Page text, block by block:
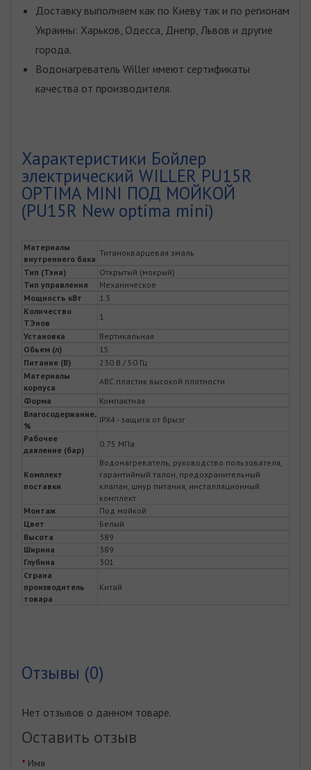
Доставку выполняем как по Киеву так и по регионам
Украины: Харьков, Одесса, Днепр, Львов и другие
города.
Водонагреватель Willer имеют сертификаты
качества от производителя.
Характеристики Бойлер
электрический WILLER PU15R
OPTIMA MINI ПОД МОЙКОЙ
(PU15R New optima mini)
Материалы
внутреннего бака
Титанокварцевая эмаль
Тип (Тэна)
Открытый (мокрый)
Тип управления
Механическое
Мощность кВт
1.5
Количество
ТЭнов
1
Установка
Вертикальная
Обьем (л)
15
Питание (В)
230 В / 50 Гц
Материалы
корпуса
ABC пластик высокой плотности
Форма
Компактная
Влагосодержание,
%
IPX4 - защита от брызг
Рабочее
давление (бар)
0.75 МПа
Комплект
поставки
Водонагреватель, руководство пользователя,
гарантийный талон, предохранительный
клапан, шнур питания, инсталляционный
комплект
Монтаж
Под мойкой
Цвет
Белый
Высота
389
Ширина
389
Глубина
301
Страна
производитель
товара
Китай
Отзывы (0)
Нет отзывов о данном товаре.
Оставить отзыв
Имя